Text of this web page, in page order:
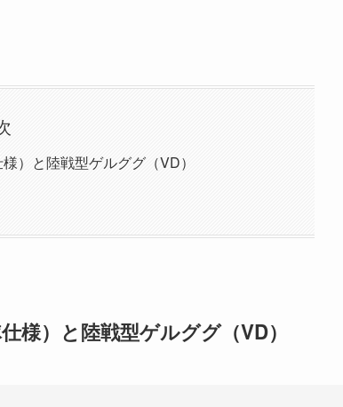
）と陸戦型ゲルググ（VD）
様）と陸戦型ゲルググ（VD）